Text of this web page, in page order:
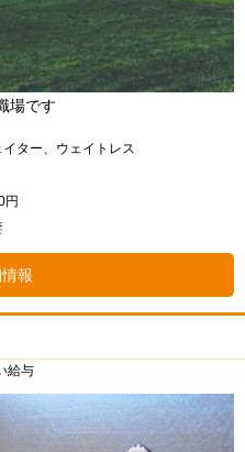
場です
ター、ウェイトレス
円
報
給与